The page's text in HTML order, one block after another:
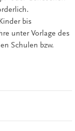
bis
unter Vorlage des
Schulen bzw.